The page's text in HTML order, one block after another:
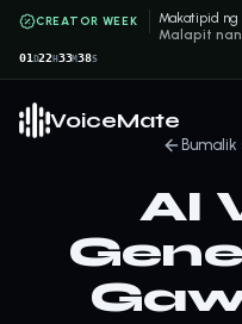
CREATOR WEEK Makatipid ng
Malapit
01D22H 33M38S
VoiceMate
AI